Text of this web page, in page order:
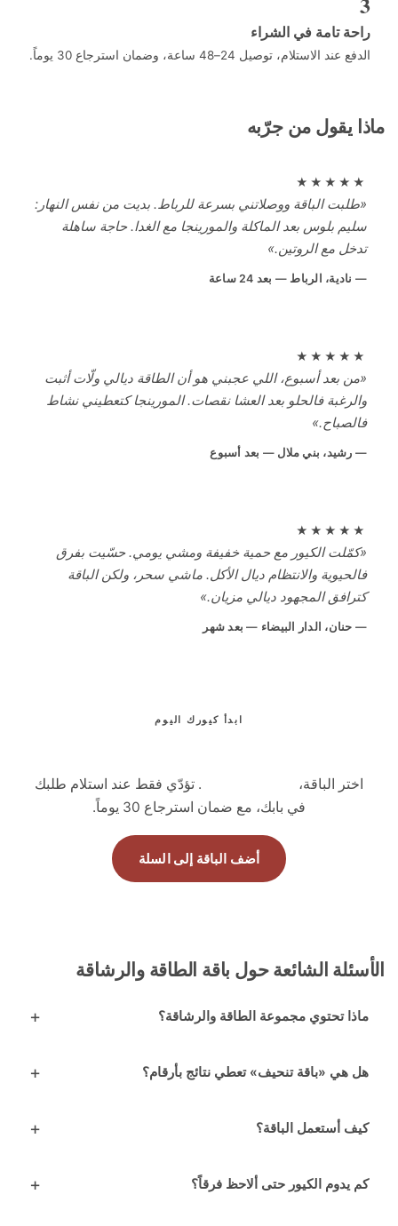
تامة في الشراء
الاستلام، توصيل 24–48 ساعة، وضمان استرجاع 30 يوماً.
يقول من جرّبه
الباقة ووصلاتني بسرعة للرباط. بديت من نفس النهار:
بلوس بعد الماكلة والمورينجا مع الغدا. حاجة ساهلة
مع الروتين.»
نادية، الرباط — بعد 24 ساعة
بعد أسبوع، اللي عجبني هو أن الطاقة ديالي ولّات أثبت
فالحلو بعد العشا نقصات. المورينجا كتعطيني نشاط
رشيد، بني ملال — بعد أسبوع
الكيور مع حمية خفيفة ومشي يومي. حسّيت بفرق
والانتظام ديال الأكل. ماشي سحر، ولكن الباقة
المجهود ديالي مزيان.»
حنان، الدار البيضاء — بعد شهر
ابدأ كيورك اليوم
الباقة، بدون دفع مسبق
. تؤدّي فقط عند استلام طلبك
في بابك، مع ضمان استرجاع 30 يوماً.
أضف الباقة إلى السلة
الشائعة حول باقة الطاقة والرشاقة
تحتوي مجموعة الطاقة والرشاقة؟
هي «باقة تنحيف» تعطي نتائج بأرقام؟
أستعمل الباقة؟
يدوم الكيور حتى ألاحظ فرقاً؟